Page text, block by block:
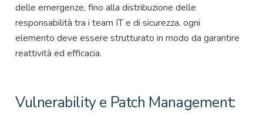
delle emergenze, fino alla distribuzione delle
responsabilità tra i team IT e di sicurezza, ogni
elemento deve essere strutturato in modo da garantire
reattività ed efficacia.
Vulnerability e Patch Management: